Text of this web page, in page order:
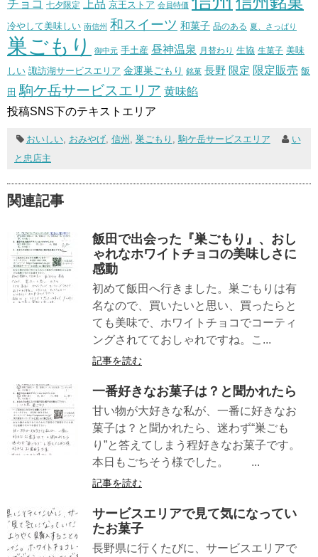
チョコ 七夕限定 上品 京王ストア 会員特価
冷やして美味しい 南信州 和スイーツ 和菓子 品のある 夏、さっぱり
巣ごもり 御中元 手土産 昼神温泉 月替わり 生協 生菓子 美味
しい 諏訪湖サービスエリア 金運巣ごもり 銘菓 長野 限定 限定販売 飯
田 駒ケ岳サービスエリア 黄味餡
投稿SNS下のテキストエリア
おいしい, おみやげ, 信州 巣ごもり 駒ケ岳サービスエリア
い
と忠店主
関連記事
飯田で出会った『巣ごもり』、おし
ゃれなホワイトチョコの美味しさに
感動
初めて飯田へ行きました。巣ごもりは有
名なので、買いたいと思い、買ったらと
ても美味で、ホワイトチョコでコーティ
ングされてておしゃれですね。こ...
記事を読む
一番好きなお菓子は？と聞かれたら
甘い物が大好きな私が、一番に好きなお
菓子は？と聞かれたら、迷わず“巣ごも
り”と答えてしまう程好きなお菓子です。
本日もごちそう様でした。 ...
記事を読む
サービスエリアで見て気になってい
たお菓子
長野県に行くたびに、サービスエリアで